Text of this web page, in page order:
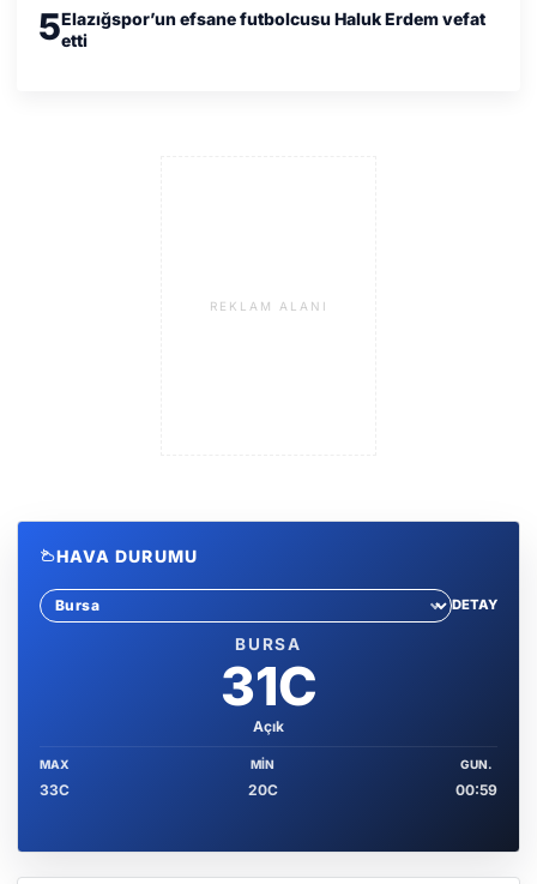
5Elazığspor’un efsane futbolcusu Haluk Erdem vefat
etti
REKLAM ALANI
HAVA DURUMU
Sehir sec
DETAY
BURSA
31C
Açık
MAX
33C
MIN
20C
GUN.
00:59